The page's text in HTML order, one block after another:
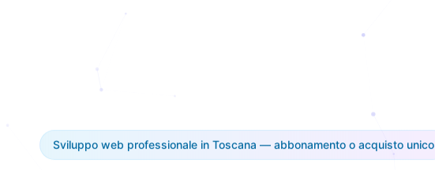
Sviluppo web professionale in Toscana — abbonamento o acquisto unico